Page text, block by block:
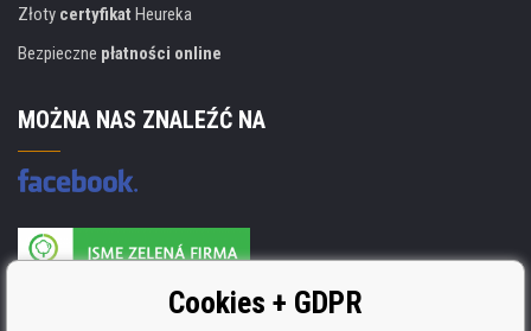
Złoty certyfikat Heureka
Bezpieczne płatności online
MOŻNA NAS ZNALEŹĆ NA
Producent wkładów posiada certyfikat
ISO 9001, ISO 14001 i STMC.Cookies + GDPR